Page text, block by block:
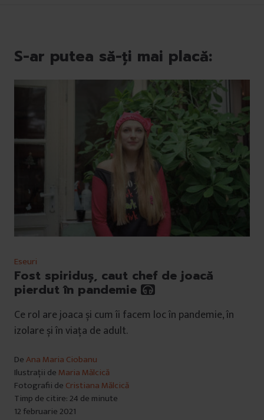
S-ar putea să-ți mai placă:
Eseuri
Fost spiriduș, caut chef de joacă
pierdut în pandemie
Ce rol are joaca și cum îi facem loc în pandemie, în
izolare și în viața de adult.
DeAna Maria Ciobanu
Ilustrații de Maria Mălcică
Fotografii de Cristiana Mălcică
Timp de citire: 24 de minute
12 februarie 2021